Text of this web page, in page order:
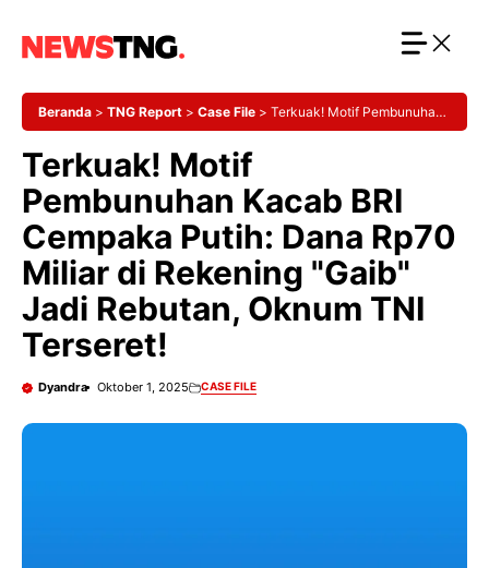
Beranda > TNG Report > Case File > Terkuak! Motif Pembunuhan
Jadi Rebutan, Oknum TNI Terseret!
Terkuak! Motif
Pembunuhan Kacab BRI
Cempaka Putih: Dana Rp70
Miliar di Rekening "Gaib"
Jadi Rebutan, Oknum TNI
Terseret!
Dyandra Oktober 1, 2025 CASE FILE